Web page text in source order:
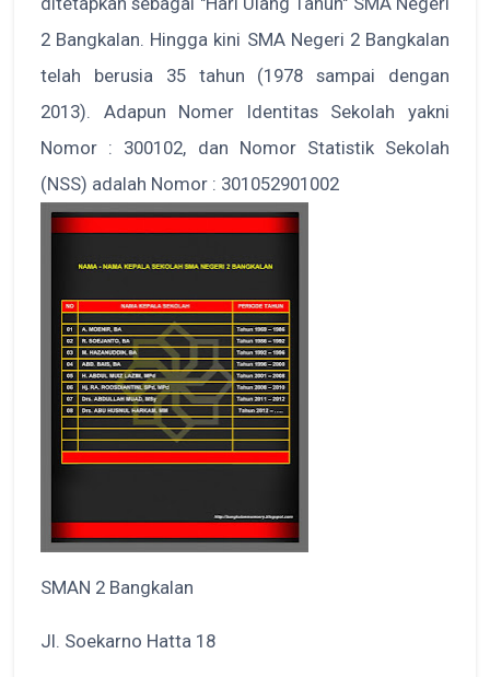
2 Bangkalan. Hingga kini SMA Negeri 2 Bangkalan
telah berusia 35 tahun (1978 sampai dengan
2013). Adapun Nomer Identitas Sekolah yakni
Nomor : 300102, dan Nomor Statistik Sekolah
(NSS) adalah Nomor : 301052901002
SMAN 2 Bangkalan
Jl. Soekarno Hatta 18